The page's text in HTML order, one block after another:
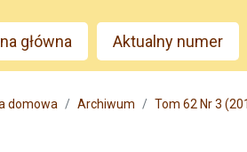
główna Aktualny numer
domowa Archiwum Tom 62 Nr 3